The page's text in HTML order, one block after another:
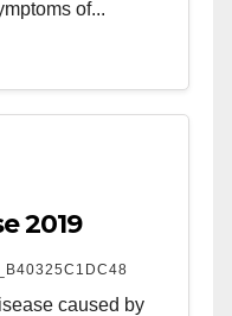
of...
2019
caused by